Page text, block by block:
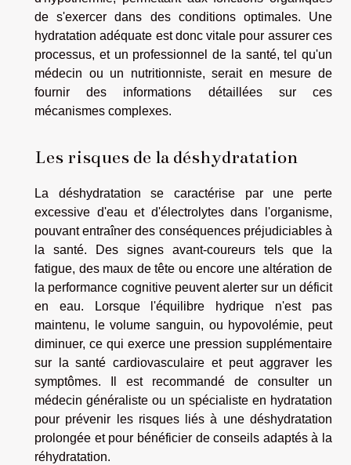
de s'exercer dans des conditions optimales. Une
hydratation adéquate est donc vitale pour assurer ces
processus, et un professionnel de la santé, tel qu'un
médecin ou un nutritionniste, serait en mesure de
fournir des informations détaillées sur ces
mécanismes complexes.
Les risques de la déshydratation
La déshydratation se caractérise par une perte
excessive d'eau et d'électrolytes dans l'organisme,
pouvant entraîner des conséquences préjudiciables à
la santé. Des signes avant-coureurs tels que la
fatigue, des maux de tête ou encore une altération de
la performance cognitive peuvent alerter sur un déficit
en eau. Lorsque l'équilibre hydrique n'est pas
maintenu, le volume sanguin, ou hypovolémie, peut
diminuer, ce qui exerce une pression supplémentaire
sur la santé cardiovasculaire et peut aggraver les
symptômes. Il est recommandé de consulter un
médecin généraliste ou un spécialiste en hydratation
pour prévenir les risques liés à une déshydratation
prolongée et pour bénéficier de conseils adaptés à la
réhydratation.